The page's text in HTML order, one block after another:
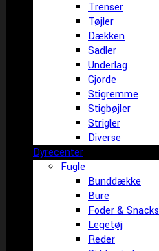
Trenser
Tøjler
Dækken
Sadler
Underlag
Gjorde
Stigremme
Stigbøjler
Strigler
Diverse
Dyrecenter
Fugle
Bunddække
Bure
Foder & Snacks
Legetøj
Reder